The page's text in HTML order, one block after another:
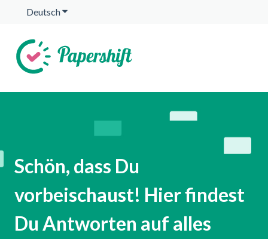
DeutschUntermenü für Übersetzungen anzeigen
Schön, dass Du
vorbeischaust! Hier findest
Du Antworten auf alles